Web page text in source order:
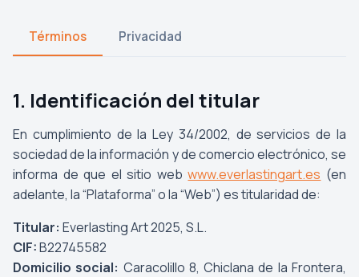
Términos Privacidad
1. Identificación del titular
En cumplimiento de la Ley 34/2002, de servicios de la
sociedad de la información y de comercio electrónico, se
informa de que el sitio webwww.everlastingart.es (en
adelante, la “Plataforma” o la “Web”) es titularidad de:
Titular: Everlasting Art 2025, S.L.
CIF:B22745582
Domicilio social: Caracolillo 8, Chiclana de la Frontera,